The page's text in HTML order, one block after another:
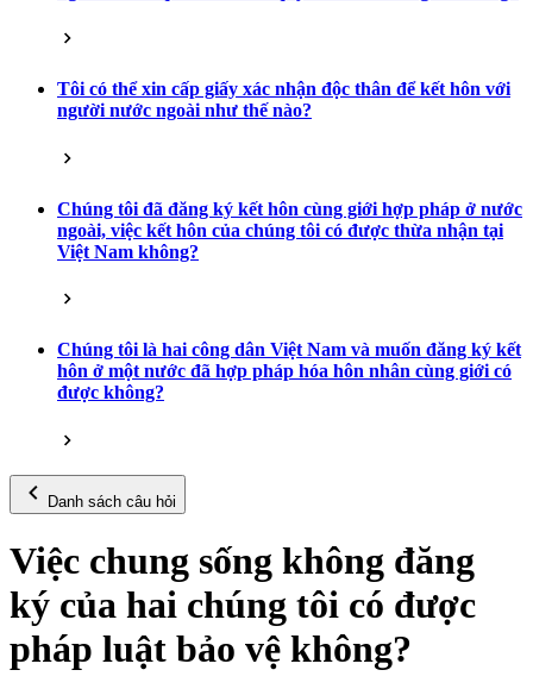
Tôi có thể xin cấp giấy xác nhận độc thân để kết hôn với
người nước ngoài như thế nào?
Chúng tôi đã đăng ký kết hôn cùng giới hợp pháp ở nước
ngoài, việc kết hôn của chúng tôi có được thừa nhận tại
Việt Nam không?
Chúng tôi là hai công dân Việt Nam và muốn đăng ký kết
hôn ở một nước đã hợp pháp hóa hôn nhân cùng giới có
được không?
Danh sách câu hỏi
Việc chung sống không đăng
ký của hai chúng tôi có được
pháp luật bảo vệ không?